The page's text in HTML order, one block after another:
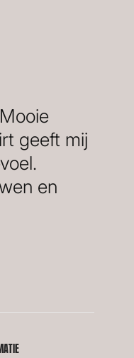
geeft mij
en